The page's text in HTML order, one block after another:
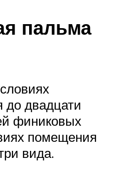
пальма
до двадцати
финиковых
помещения
вида.